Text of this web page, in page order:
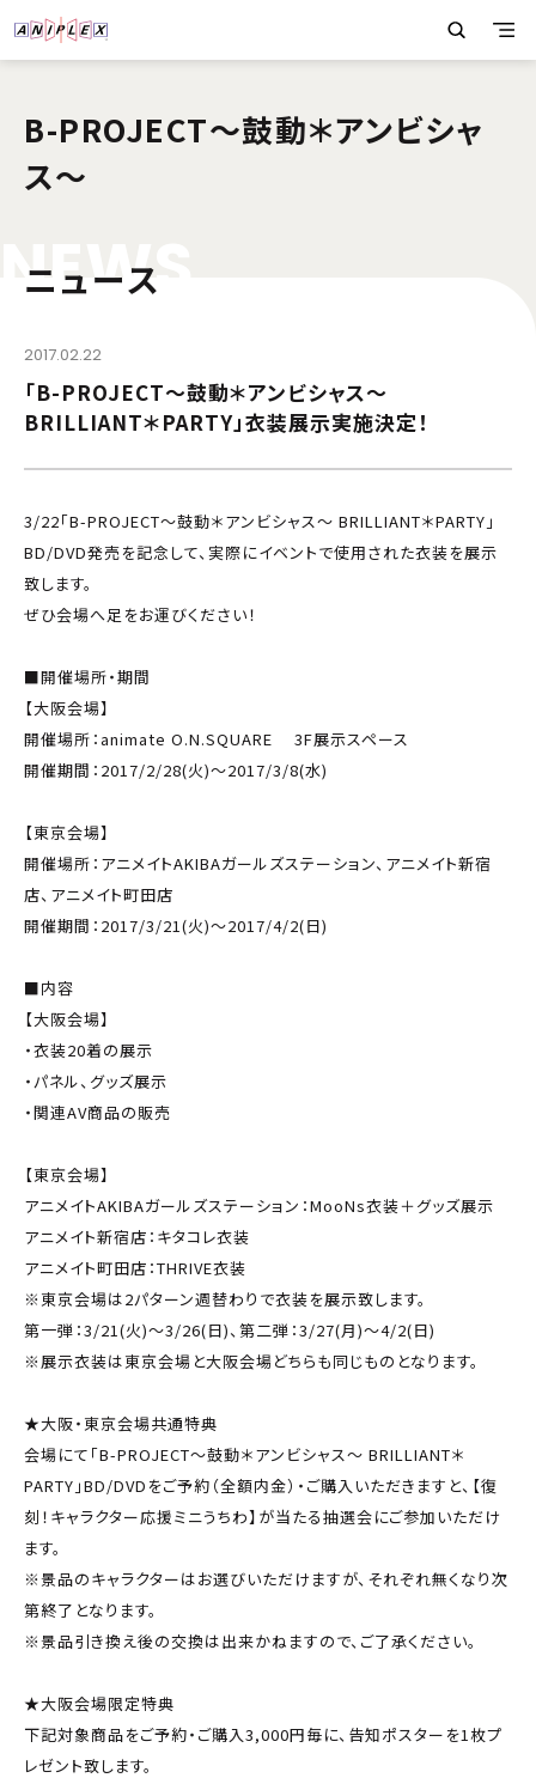
B-PROJECT～鼓動＊アンビシャ
ス～
NEWS
ニュース
2017.02.22
「B-PROJECT～鼓動＊アンビシャス～
BRILLIANT＊PARTY」衣装展示実施決定！
3/22「B-PROJECT～鼓動＊アンビシャス～ BRILLIANT＊PARTY」
BD/DVD発売を記念して、実際にイベントで使用された衣装を展示
致します。
ぜひ会場へ足をお運びください！
■開催場所・期間
【大阪会場】
開催場所：animate O.N.SQUARE 3F展示スペース
開催期間：2017/2/28(火)～2017/3/8(水)
【東京会場】
開催場所：アニメイトAKIBAガールズステーション、アニメイト新宿
店、アニメイト町田店
開催期間：2017/3/21(火)～2017/4/2(日)
■内容
【大阪会場】
・衣装20着の展示
・パネル、グッズ展示
・関連AV商品の販売
【東京会場】
アニメイトAKIBAガールズステーション：MooNs衣装＋グッズ展示
アニメイト新宿店：キタコレ衣装
アニメイト町田店：THRIVE衣装
※東京会場は2パターン週替わりで衣装を展示致します。
第一弾：3/21(火)～3/26(日)、第二弾：3/27(月)～4/2(日)
※展示衣装は東京会場と大阪会場どちらも同じものとなります。
★大阪・東京会場共通特典
会場にて「B-PROJECT～鼓動＊アンビシャス～ BRILLIANT＊
PARTY」BD/DVDをご予約（全額内金）・ご購入いただきますと、【復
刻！キャラクター応援ミニうちわ】が当たる抽選会にご参加いただけ
ます。
※景品のキャラクターはお選びいただけますが、それぞれ無くなり次
第終了となります。
※景品引き換え後の交換は出来かねますので、ご了承ください。
★大阪会場限定特典
下記対象商品をご予約・ご購入3,000円毎に、告知ポスターを1枚プ
レゼント致します。